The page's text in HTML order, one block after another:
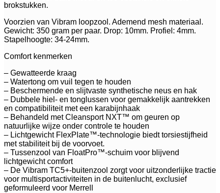
brokstukken.
Voorzien van Vibram loopzool. Ademend mesh materiaal.
Gewicht: 350 gram per paar. Drop: 10mm. Profiel: 4mm.
Stapelhoogte: 34-24mm.
Comfort kenmerken
– Gewatteerde kraag
– Watertong om vuil tegen te houden
– Beschermende en slijtvaste synthetische neus en hak
– Dubbele hiel- en tonglussen voor gemakkelijk aantrekken
en compatibiliteit met een karabijnhaak
– Behandeld met Cleansport NXT™ om geuren op
natuurlijke wijze onder controle te houden
– Lichtgewicht FlexPlate™-technologie biedt torsiestijfheid
met stabiliteit bij de voorvoet.
– Tussenzool van FloatPro™-schuim voor blijvend
lichtgewicht comfort
– De Vibram TC5+-buitenzool zorgt voor uitzonderlijke tractie
voor multisportactiviteiten in de buitenlucht, exclusief
geformuleerd voor Merrell